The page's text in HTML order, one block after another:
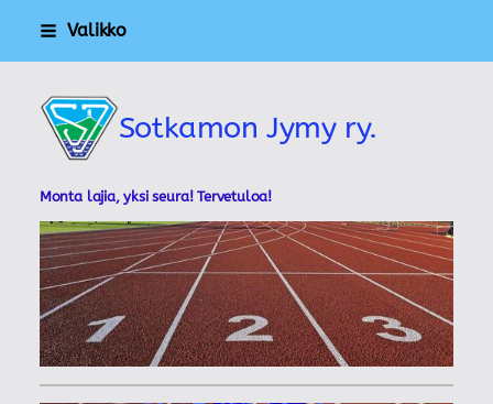
Siirry
Valikko
Sotkamon Jymy ry.
Monta lajia, yksi seura! Tervetuloa!